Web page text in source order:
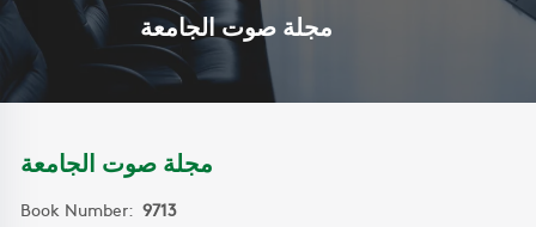
مجلة صوت الجامعة
مجلة صوت الجامعة
Book Number: 9713